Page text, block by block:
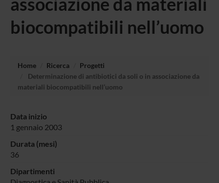
biocompatibili nell’uomo
Home Ricerca
Progetti
Determinazione di antibiotici da soli o in associazione da
materiali biocompatibili nell’uomo
Data inizio
1 gennaio 2003
Durata (mesi)
36
Dipartimenti